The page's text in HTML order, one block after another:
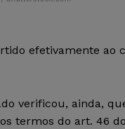
efetivamente ao
verificou, ainda,
termos do art. 46 do